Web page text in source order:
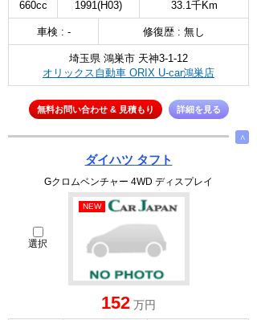
660cc 1991(H03) 33.1千Km
車検 : - 修復歴 : 無し
埼玉県 鴻巣市 天神3-1-12
オリックス自動車 ORIX U-car鴻巣店
無料お問い合わせ & 見積もり 詳細を見る
∧
ダイハツ タフト
Gクロムベンチャー 4WD ディスプレイ
選択
NEW
152 万円